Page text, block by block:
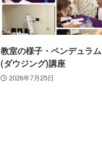
教室の様子・ペンデュラム
(ダウジング)講座
2026年7月25日